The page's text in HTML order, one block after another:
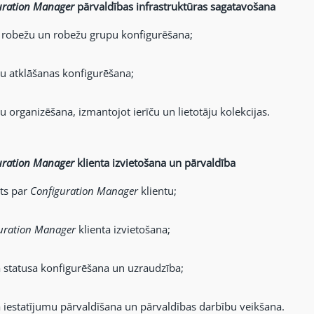
Managerpārvaldības infrastruktūras sagatavošana
un robežu grupu konfigurēšana;
atklāšanas konfigurēšana;
organizēšana, izmantojot ierīču un lietotāju kolekcijas.
Managerklienta izvietošana un pārvaldība
par Configuration Managerklientu;
Managerklienta izvietošana;
statusa konfigurēšana un uzraudzība;
iestatījumu pārvaldīšana un pārvaldības darbību veikšana.